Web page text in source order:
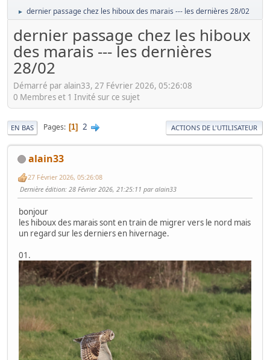
► dernier passage chez les hiboux des marais --- les dernières 28/02
dernier passage chez les hiboux
des marais --- les dernières
28/02
Démarré par alain33, 27 Février 2026, 05:26:08
0 Membres et 1 Invité sur ce sujet
EN BAS Pages 1 2 ACTIONS DE L'UTILISATEUR
alain33
27 Février 2026, 05:26:08
Dernière édition: 28 Février 2026, 21:25:11 par alain33
bonjour
les hiboux des marais sont en train de migrer vers le nord mais
un regard sur les derniers en hivernage.
01.